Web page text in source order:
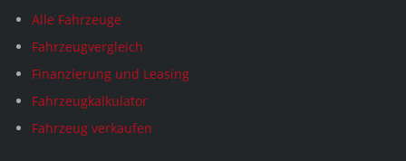
Alle Fahrzeuge
Fahrzeugvergleich
Finanzierung und Leasing
Fahrzeugkalkulator
Fahrzeug verkaufen